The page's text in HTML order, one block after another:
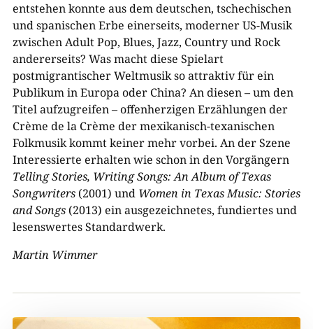
entstehen konnte aus dem deutschen, tschechischen
und spanischen Erbe einerseits, moderner US-Musik
zwischen Adult Pop, Blues, Jazz, Country und Rock
andererseits? Was macht diese Spielart
postmigrantischer Weltmusik so attraktiv für ein
Publikum in Europa oder China? An diesen – um den
Titel aufzugreifen – offenherzigen Erzählungen der
Crème de la Crème der mexikanisch-texanischen
Folkmusik kommt keiner mehr vorbei. An der Szene
Interessierte erhalten wie schon in den Vorgängern
Telling Stories, Writing Songs: An Album of Texas
Songwriters(2001) und Women in Texas Music: Stories
and Songs(2013) ein ausgezeichnetes, fundiertes und
lesenswertes Standardwerk.
Martin Wimmer